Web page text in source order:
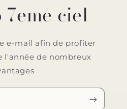
ciel
e-mail afin de profiter
l'année de nombreux